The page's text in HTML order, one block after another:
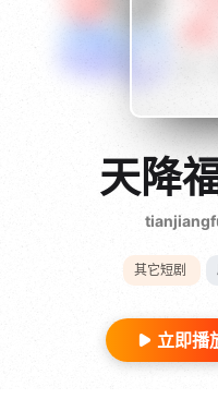
{if
gt 0"}
28短剧
天降
其它短剧
立即播